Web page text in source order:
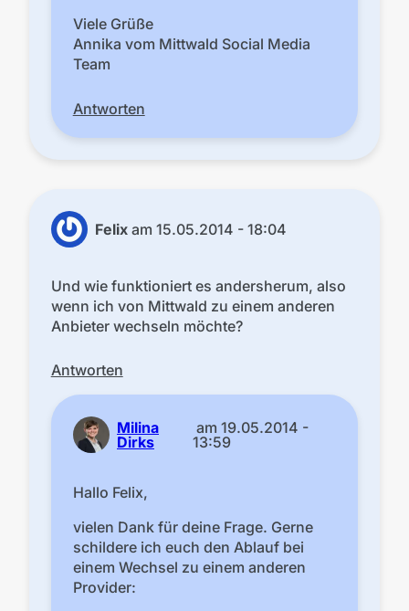
Viele Grüße
Annika vom Mittwald Social Media
Team
Antworten
Felix am 15.05.2014 - 18:04
Und wie funktioniert es andersherum, also
wenn ich von Mittwald zu einem anderen
Anbieter wechseln möchte?
Antworten
Milina
Dirks
am 19.05.2014 -
13:59
Hallo Felix,
vielen Dank für deine Frage. Gerne
schildere ich euch den Ablauf bei
einem Wechsel zu einem anderen
Provider: